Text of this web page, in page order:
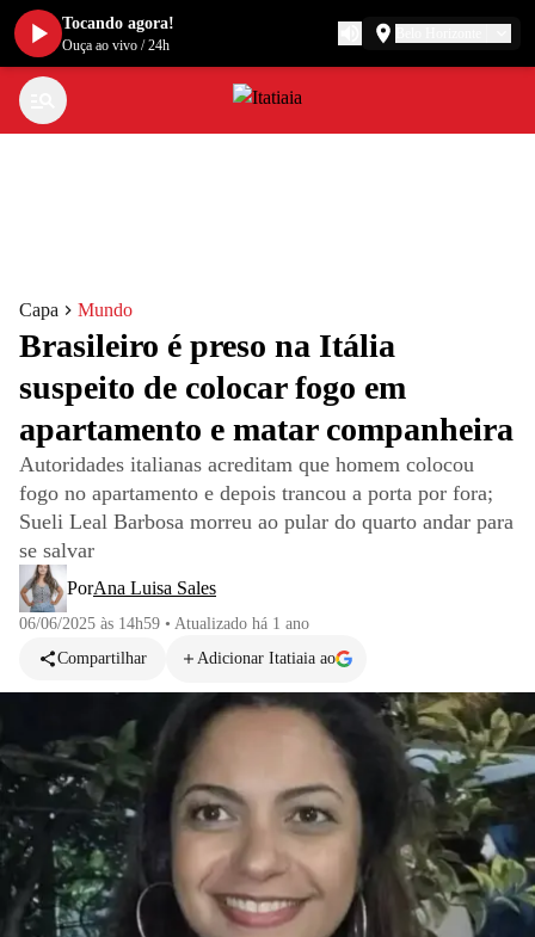
Capa Mundo
Brasileiro é preso na Itália
suspeito de colocar fogo em
apartamento e matar companheira
Autoridades italianas acreditam que homem colocou
fogo no apartamento e depois trancou a porta por fora;
Sueli Leal Barbosa morreu ao pular do quarto andar para
se salvar
PorAna Luisa Sales
06/06/2025 às 14h59 • Atualizado há 1 ano
Compartilhar
Adicionar Itatiaia ao
Tocando agora!
Ouça ao vivo /24h